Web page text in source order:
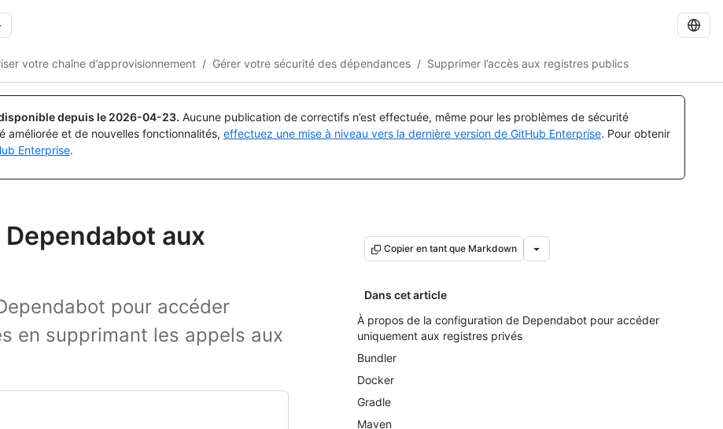
votre chaîne d’approvisionnement / Gérer votre sécurité des dépendances / Supprimer l’accès aux registres publics
depuis le 2026-04-23. Aucune publication de correctifs n’est effectuée, même pour les problèmes de sécurité
améliorée et de nouvelles fonctionnalités, effectuez une mise à niveau vers la dernière version de GitHub Enterprise. Pour obtenir
Enterprise.
Dependabot aux
pour accéder
en supprimant les appels aux
Copier en tant que Markdown
Dans cet article
À propos de la configuration de Dependabot pour accéder
uniquement aux registres privés
Bundler
Docker
Gradle
Maven